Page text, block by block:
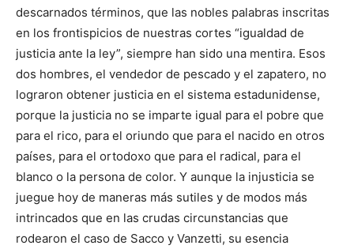
descarnados términos, que las nobles palabras inscritas
en los frontispicios de nuestras cortes “igualdad de
justicia ante la ley”, siempre han sido una mentira. Esos
dos hombres, el vendedor de pescado y el zapatero, no
lograron obtener justicia en el sistema estadunidense,
porque la justicia no se imparte igual para el pobre que
para el rico, para el oriundo que para el nacido en otros
países, para el ortodoxo que para el radical, para el
blanco o la persona de color. Y aunque la injusticia se
juegue hoy de maneras más sutiles y de modos más
intrincados que en las crudas circunstancias que
rodearon el caso de Sacco y Vanzetti, su esencia